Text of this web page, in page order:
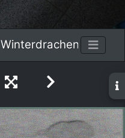
Winterdrachenspiele